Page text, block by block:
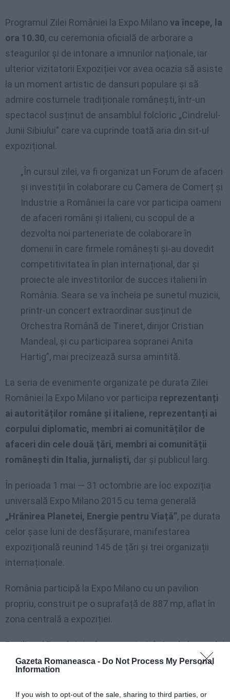
Gazeta Romaneasca - Do Not Process My Personal
Information
If you wish to opt-out of the sale, sharing to third parties, or
Programul Zilei României la Expo Milano va începe, la
ora 10.30, cu ceremonia oficială de arborare a
steagurilor și de intonare a imnurilor naționale, iar
ulterior vizitatorii Expoziției vor avea ocazia să asiste
la un moment artistic de dansuri populare și să
admire costumele tradiționale românești, într-un
spectacol susținut de ansamblul folcloric „Cindrelul-
Junii Sibiului” care va cuprinde toată aria din sit-ul
expozițional.
„În cursul zilei, va fi organizat un Forum de afaceri
și investiții în colaborare cu Camera de Comerț și
Industrie a României la care vor participa oameni
de afaceri români și italieni, cu scopul de a
dezvolta noi parteneriate de colaborare în
domenii în care firmele românești și-au dovedit
competitivitatea în plan internațional, dar și
proiecte ale investitorilor de succes italieni în
România. Seara se va încheia pe sunetul muzicii,
printr-un concert extraordinar susținut de
Orchestra Română de Tineret, dirijor Cristian
Mandeal, și cu participarea sopranei Anita
Hartig”, mai precizează sursa amintită.
La seria de evenimente organizate pe durata Zilei
României la Expo Milano vor participa reprezentanți
ai autorităților române și italiene, reprezentanți ai
corpului diplomatic, membri ai comunităților de
afaceri din cele două țări, membri ai comunității
românești din Italia, jurnaliști, dar și publicul larg.
În perioada 1 mai — 31 octombrie are loc expoziția
universală Expo Milano 2015 cu tema generală
„Hrănirea Planetei, Energie pentru Viață”, pe durata
celor șase luni de desfășurare, manifestarea
expozițională reunind 145 de țări și trei organizații
internaționale.
România participă la Expo Milano cu un pavilion
propriu, construit pe o suprafață de 887 mp, aflat în
zona centrală a expoziției.
Pavilionul României a fost construit în jurul sloganului
„În armonie cu natura/Living with nature” , pornind de
la identitatea culturală și spirituală a poporului român
și de la respectul acestuia pentru natură. De